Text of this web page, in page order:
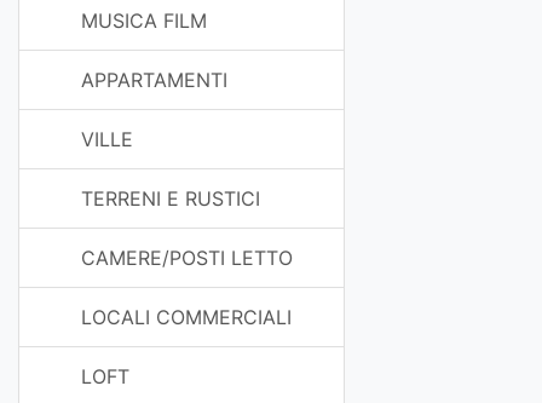
MUSICA FILM
APPARTAMENTI
VILLE
TERRENI E RUSTICI
CAMERE/POSTI LETTO
LOCALI COMMERCIALI
LOFT